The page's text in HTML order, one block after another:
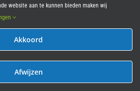
Bike • All Rights Reserved • powered
website aan te kunnen bieden maken wij
Akkoord
Afwijzen